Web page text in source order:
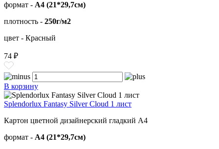
формат - А4 (21*29,7см)
плотность - 250г/м2
цвет - Красный
74 ₽
В корзину
Splendorlux Fantasy Silver Cloud 1 лист
Картон цветной дизайнерский гладкий А4
формат - А4 (21*29,7см)